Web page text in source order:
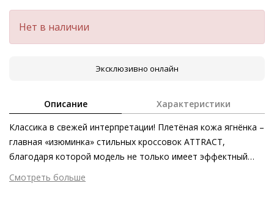
Нет в наличии
Эксклюзивно онлайн
Описание Характеристики
Классика в свежей интерпретации! Плетёная кожа ягнёнка –
главная «изюминка» стильных кроссовок ATTRACT,
благодаря которой модель не только имеет эффектный
внешний вид, но и обладает превосходным комфортом.
Необычайно податливая и пластичная кожа наппа мягко
Смотреть больше